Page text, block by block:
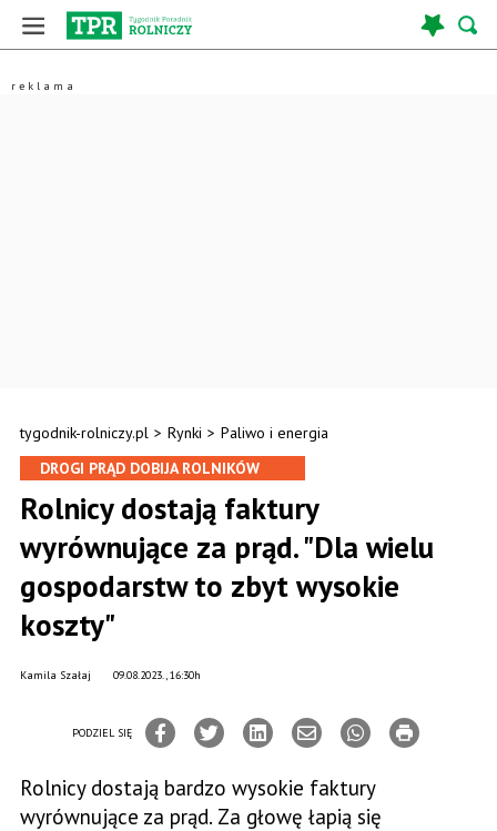
tygodnik-rolniczy.pl > Rynki > Paliwo i energia
DROGI PRĄD DOBIJA ROLNIKÓW
Rolnicy dostają faktury
wyrównujące za prąd. "Dla wielu
gospodarstw to zbyt wysokie
koszty"
09.08.2023., 16:30h
Kamila Szałaj
PODZIEL SIĘ
Rolnicy dostają bardzo wysokie faktury
wyrównujące za prąd. Za głowę łapią się